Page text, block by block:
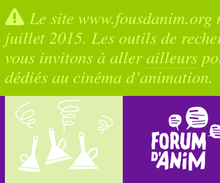
Le site
juillet 2015. Les outils de
vous invitons à allerailleurs
dédiés au cinéma d’animation.